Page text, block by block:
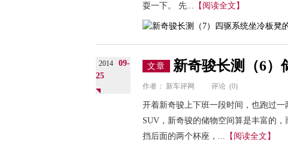
耍一下。 先... 【阅读全文】
2014
09-
25
文章 新奇骏长测（6）
作者： 新车评网 评论 (0)
开着新奇骏上下班一段时间，也跑过
SUV，新奇骏的储物空间算是丰富的
挡后面的两个杯座，... 【阅读全文】